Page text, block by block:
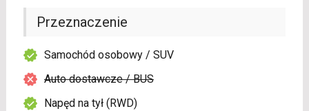
Przeznaczenie
Samochód osobowy / SUV
Auto dostawcze / BUS
Napęd na tył (RWD)